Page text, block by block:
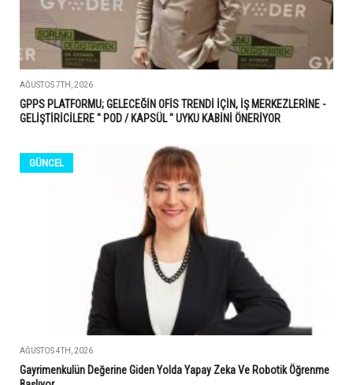
AĞUSTOS 7TH, 2026
GPPS PLATFORMU; GELECEĞİN OFİS TRENDİ İÇİN, İŞ MERKEZLERİNE -
GELİŞTİRİCİLERE " POD / KAPSÜL " UYKU KABİNİ ÖNERİYOR
GÜNCEL
AĞUSTOS 4TH, 2026
Gayrimenkulün Değerine Giden Yolda Yapay Zeka Ve Robotik Öğrenme